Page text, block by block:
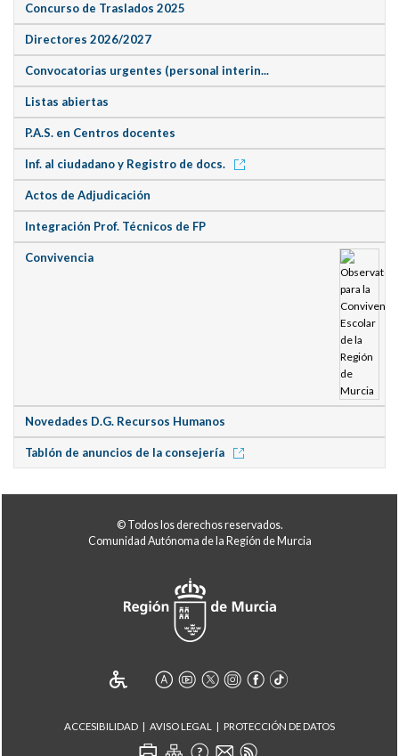
Concurso de Traslados 2025
Directores 2026/2027
Convocatorias urgentes (personal interin...
Listas abiertas
P.A.S. en Centros docentes
Inf. al ciudadano y Registro de docs.
Actos de Adjudicación
Integración Prof. Técnicos de FP
Convivencia
Novedades D.G. Recursos Humanos
Tablón de anuncios de la consejería
© Todos los derechos reservados.
Comunidad Autónoma de la Región de Murcia
ACCESIBILIDAD AVISO LEGAL PROTECCIÓN DE DATOS